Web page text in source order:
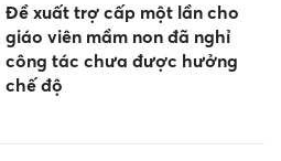
Đề xuất trợ cấp một lần cho
giáo viên mầm non đã nghỉ
công tác chưa được hưởng
chế độ